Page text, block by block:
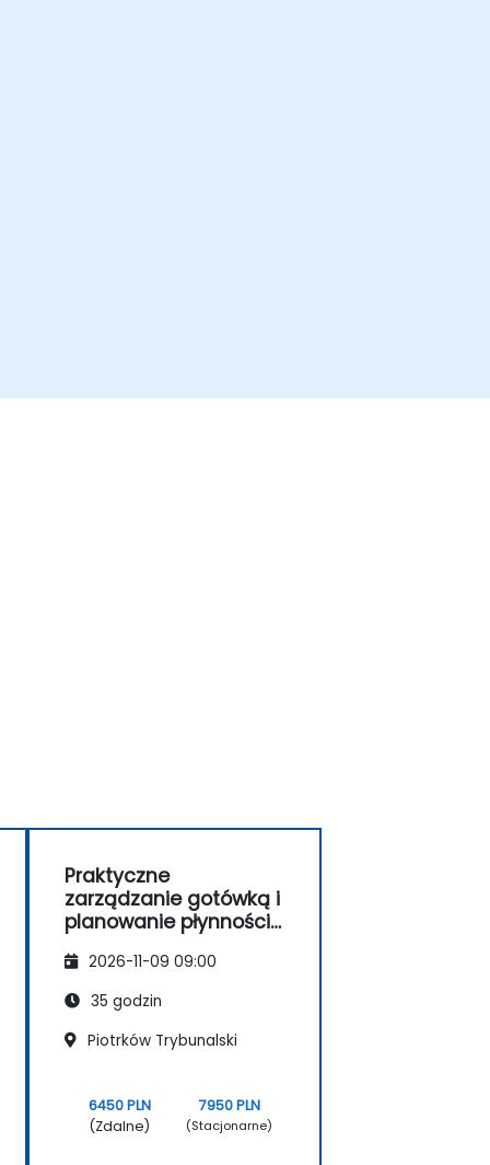
Praktyczne
zarządzanie gotówką i
planowanie płynności
2026-11-09 09:00
35 godzin
Piotrków Trybunalski
6450 PLN
(Zdalne)
7950 PLN
(Stacjonarne)